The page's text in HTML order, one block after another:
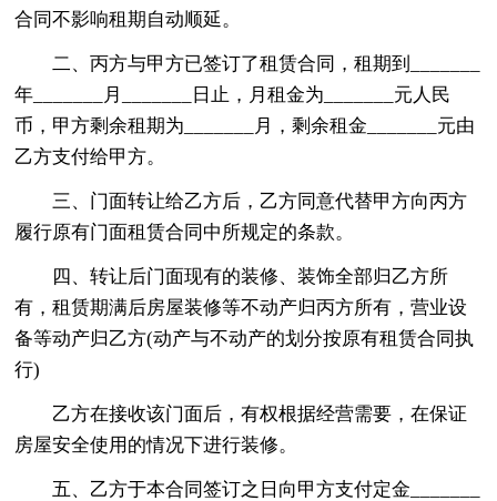
合同不影响租期自动顺延。
二、丙方与甲方已签订了租赁合同，租期到_______
年_______月_______日止，月租金为_______元人民
币，甲方剩余租期为_______月，剩余租金_______元由
乙方支付给甲方。
三、门面转让给乙方后，乙方同意代替甲方向丙方
履行原有门面租赁合同中所规定的条款。
四、转让后门面现有的装修、装饰全部归乙方所
有，租赁期满后房屋装修等不动产归丙方所有，营业设
备等动产归乙方(动产与不动产的划分按原有租赁合同执
行)
乙方在接收该门面后，有权根据经营需要，在保证
房屋安全使用的情况下进行装修。
五、乙方于本合同签订之日向甲方支付定金_______